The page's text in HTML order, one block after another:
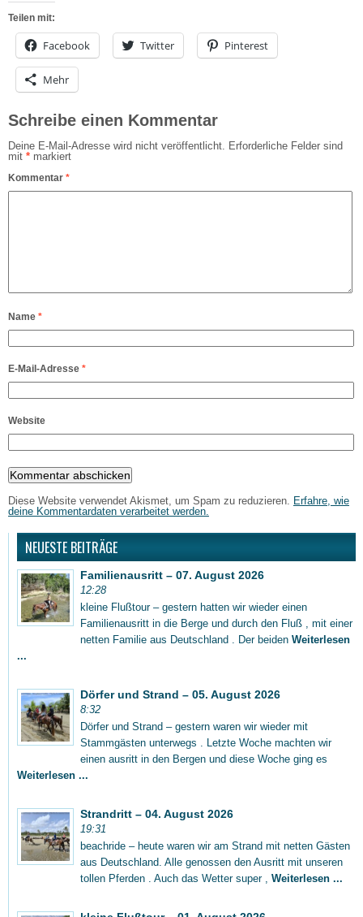
Teilen mit:
Facebook Twitter Pinterest
Mehr
Schreibe einen Kommentar
Deine E-Mail-Adresse wird nicht veröffentlicht. Erforderliche Felder sind
mit * markiert
Kommentar *
Name *
E-Mail-Adresse *
Website
Diese Website verwendet Akismet, um Spam zu reduzieren. Erfahre, wie
deine Kommentardaten verarbeitet werden.
NEUESTE BEITRÄGE
Familienausritt – 07. August 2026
12:28
kleine Flußtour – gestern hatten wir wieder einen
Familienausritt in die Berge und durch den Fluß , mit einer
netten Familie aus Deutschland . Der beiden Weiterlesen
...
Dörfer und Strand – 05. August 2026
8:32
Dörfer und Strand – gestern waren wir wieder mit
Stammgästen unterwegs . Letzte Woche machten wir
einen ausritt in den Bergen und diese Woche ging es
Weiterlesen ...
Strandritt – 04. August 2026
19:31
beachride – heute waren wir am Strand mit netten Gästen
aus Deutschland. Alle genossen den Ausritt mit unseren
tollen Pferden . Auch das Wetter super , Weiterlesen ...